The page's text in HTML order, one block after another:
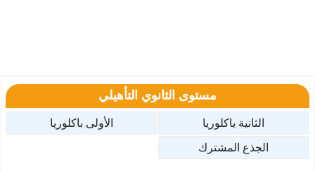
مستوى الثانوي التأهيلي
الثانية باكلوريا
الأولى باكلوريا
الجذع المشترك